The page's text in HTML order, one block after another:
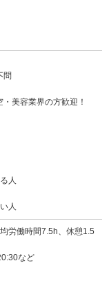
問
美容業界の方歓迎！
人
人
労働時間7.5h、休憩1.5
など